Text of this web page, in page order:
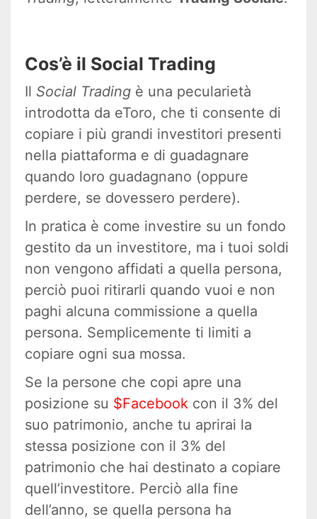
Cos’è il Social Trading
Il Social Trading è una pecularietà
introdotta da eToro, che ti consente di
copiare i più grandi investitori presenti
nella piattaforma e di guadagnare
quando loro guadagnano (oppure
perdere, se dovessero perdere).
In pratica è come investire su un fondo
gestito da un investitore, ma i tuoi soldi
non vengono affidati a quella persona,
perciò puoi ritirarli quando vuoi e non
paghi alcuna commissione a quella
persona. Semplicemente ti limiti a
copiare ogni sua mossa.
Se la persone che copi apre una
posizione su $Facebook con il 3% del
suo patrimonio, anche tu aprirai la
stessa posizione con il 3% del
patrimonio che hai destinato a copiare
quell’investitore. Perciò alla fine
dell’anno, se quella persona ha